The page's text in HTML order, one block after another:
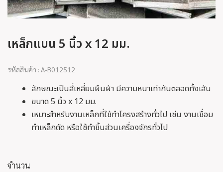
เหล็กแบน 5 นิ้ว x 12 มม.
รหัสสินค้า : A-B012512
ลักษณะเป็นสี่เหลี่ยมผืนผ้า มีความหนาเท่ากันตลอดทั้งเส้น
ขนาด 5 นิ้ว x 12 มม.
เหมาะสำหรับงานเหล็กที่ใช้ทำโครงสร้างทั่วไป เช่น งานเชื่อม
ทำเหล็กดัด หรือใช้ทำชิ้นส่วนเครื่องจักรทั่วไป
จำนวน